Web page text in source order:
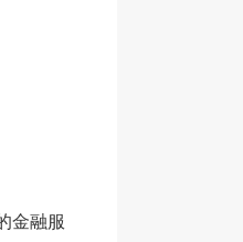
金融服